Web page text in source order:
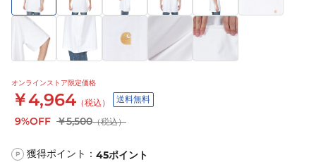
オンラインストア限定価格
￥4,964 （税込） 送料無料
9%OFF ￥5,500（税込）
P 獲得ポイント： 45ポイント